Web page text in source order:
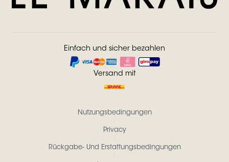
Einfach und sicher bezahlen
Versand mit
Nutzungsbedingungen
Privacy
Rückgabe- Und Erstattungsbedingungen